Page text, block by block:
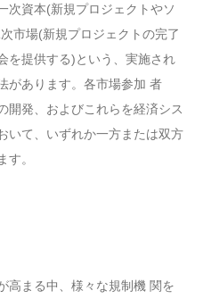
次資本(新規プロジェクトやソ
市場(新規プロジェクトの完了
を提供する)という、実施され
があります。各市場参加 者
開発、およびこれらを経済シス
いて、いずれか一方または双方
す。
高まる中、様々な規制機 関を